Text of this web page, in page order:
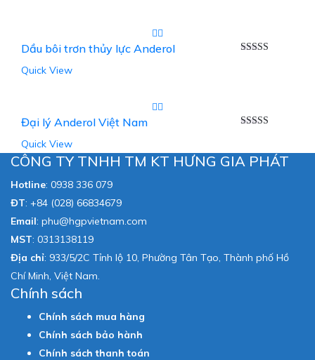
Dầu bôi trơn thủy lực Anderol
Quick View
sao
Đại lý Anderol Việt Nam
Quick View
CÔNG TY TNHH TM KT HƯNG GIA PHÁT
Hotline: 0938 336 079
ĐT: +84 (028) 66834679
Email: phu@hgpvietnam.com
MST: 0313138119
Địa chỉ: 933/5/2C Tỉnh lộ 10, Phường Tân Tạo, Thành phố Hồ
Chí Minh, Việt Nam.
Chính sách
Chính sách mua hàng
Chính sách bảo hành
Chính sách thanh toán